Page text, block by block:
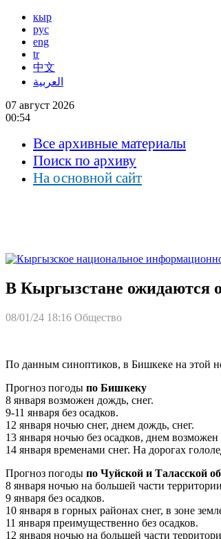
кыр
рус
eng
tr
中文
العربية
07 август 2026
00:54
Все архивные материалы
Поиск по архиву
На основной сайт
В Кыргызстане ожидаются
08/01/24 18:16 Общество
По данным синоптиков, в Бишкеке на этой
Прогноз погоды по Бишкеку
8 января возможен дождь, снег.
9-11 января без осадков.
12 января ночью снег, днем дождь, снег.
13 января ночью без осадков, днем возможен
14 января временами снег. На дорогах
Прогноз погоды по Чуйской и Таласской
8 января ночью на большей части
9 января без осадков.
10 января в горных районах снег, в зоне
11 января преимущественно без осадков.
12 января ночью на большей части